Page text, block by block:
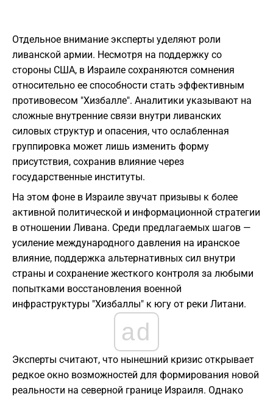
Отдельное внимание эксперты уделяют роли
ливанской армии. Несмотря на поддержку со
стороны США, в Израиле сохраняются сомнения
относительно ее способности стать эффективным
противовесом "Хизбалле". Аналитики указывают на
сложные внутренние связи внутри ливанских
силовых структур и опасения, что ослабленная
группировка может лишь изменить форму
присутствия, сохранив влияние через
государственные институты.
На этом фоне в Израиле звучат призывы к более
активной политической и информационной стратегии
в отношении Ливана. Среди предлагаемых шагов —
усиление международного давления на иранское
влияние, поддержка альтернативных сил внутри
страны и сохранение жесткого контроля за любыми
попытками восстановления военной
инфраструктуры "Хизбаллы" к югу от реки Литани.
ad
Эксперты считают, что нынешний кризис открывает
редкое окно возможностей для формирования новой
реальности на северной границе Израиля. Однако